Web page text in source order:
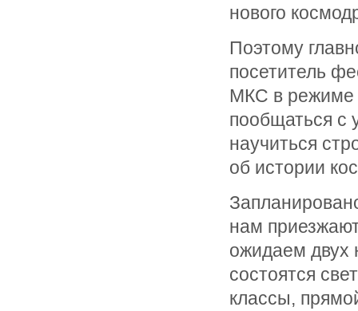
нового
Поэтому
посетитель
МКС в режиме
пообщаться с
научиться
об истории
нам
ожидаем двух
состоятся
классы,